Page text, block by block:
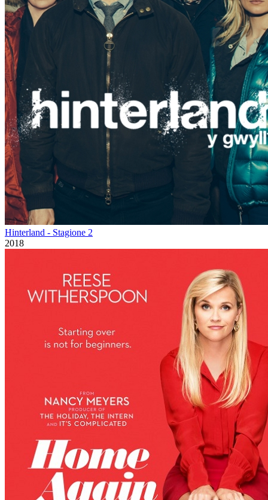
Hinterland - Stagione 2
2018